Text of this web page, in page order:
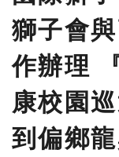
獅子會
作辦理
康校園
到偏鄉